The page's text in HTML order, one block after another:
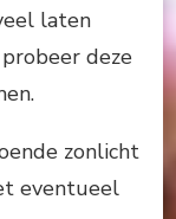
laten
deze
zonlicht
eventueel